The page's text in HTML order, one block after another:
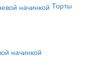
Торты
начинкой